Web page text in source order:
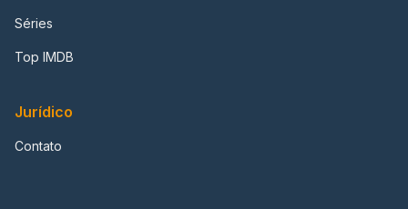
Séries
Top IMDB
Jurídico
Contato